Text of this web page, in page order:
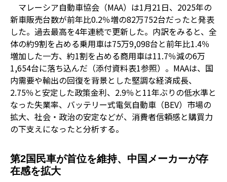
マレーシア自動車協会（MAA）は1月21日、2025年の
新車販売台数が前年比0.2％増の82万752台だったと発表
した。過去最高を4年連続で更新した。内訳をみると、全
体の約9割を占める乗用車は75万9,098台と前年比1.4％
増加した一方、約1割を占める商用車は11.7％減の6万
1,654台に落ち込んだ（添付資料表1参照）。MAAは、国
内需要や輸出の回復を背景とした堅調な経済成長、
2.75％と安定した政策金利、2.9％と11年ぶりの低水準と
なった失業率、バッテリー式電気自動車（BEV）市場の
拡大、社会・政治の安定などが、消費者信頼感と購買力
の下支えになったと分析する。
第2国民車が首位を維持、中国メーカーが存
在感を拡大